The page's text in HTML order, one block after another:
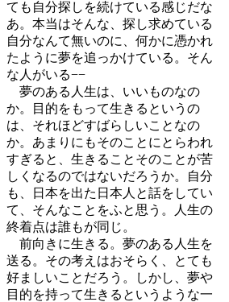
ても自分探しを続けている感じだな
あ。本当はそんな、探し求めている
自分なんて無いのに、何かに憑かれ
たように夢を追っかけている。そん
な人がいる−−
夢のある人生は、いいものなの
か。目的をもって生きるというの
は、それほどすばらしいことなの
か。あまりにもそのことにとらわれ
すぎると、生きることそのことが苦
しくなるのではないだろうか。自分
も、日本を出た日本人と話をしてい
て、そんなことをふと思う。人生の
終着点は誰もが同じ。
前向きに生きる。夢のある人生を
送る。その考えはおそらく、とても
好ましいことだろう。しかし、夢や
目的を持って生きるというような一